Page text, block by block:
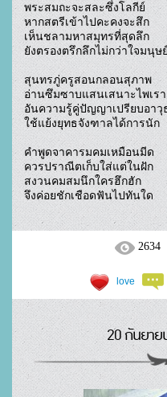
พระสมถะจะสละซึ่งโลกีย์
หากสตรีเข้าไปคะคงจะสึก
เห็นชลามหาสมุทรที่สุดลึก
ยังตรองตรึกลึกไม่กว่าใจมนุษ
สุนทรภู่ครูสอนกลอนสุภาพ
อ่านซึมซาบแสนเสนาะไพเร
อันความรู้คู่ปัญญาเปรียบอาวุ
ใช้แย้งยุทธจังฑาลได้การนัก
คำพูดจาคารมคมเหมือนมีด
ควรปราณีตเก็บใส่แต่ในฝัก
สงวนคมสมนึกใครฮึกฮัก
จึ
2634
love
20 กันยา